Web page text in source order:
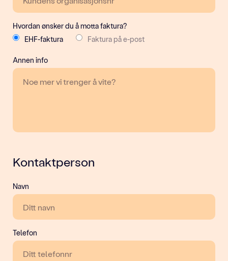
Hvordan ønsker du å motta faktura?
EHF-faktura
Faktura på e-post
Annen info
Kontaktperson
Navn
Telefon